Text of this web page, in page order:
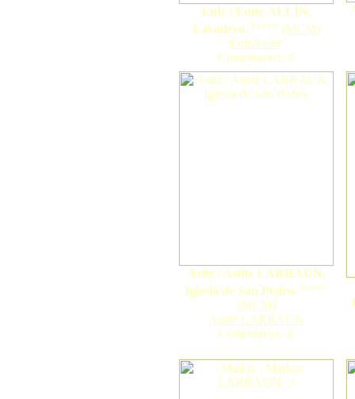
Eulz / Eultz ALLÍN.
Lavadero. nuevo (MCM)
Eulz/Eultz
Comentarios: 0
Astiz / Astitz LARRAUN.
Iglesia de San Pedro. nuevo
(MCM)
Astitz LARRAUN
Comentarios: 0